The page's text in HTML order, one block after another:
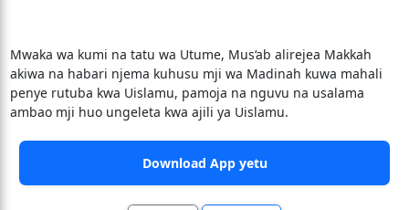
Mwaka wa kumi na tatu wa Utume, Mus‘ab alirejea Makkah
akiwa na habari njema kuhusu mji wa Madinah kuwa mahali
penye rutuba kwa Uislamu, pamoja na nguvu na usalama
ambao mji huo ungeleta kwa ajili ya Uislamu.
Download App yetu